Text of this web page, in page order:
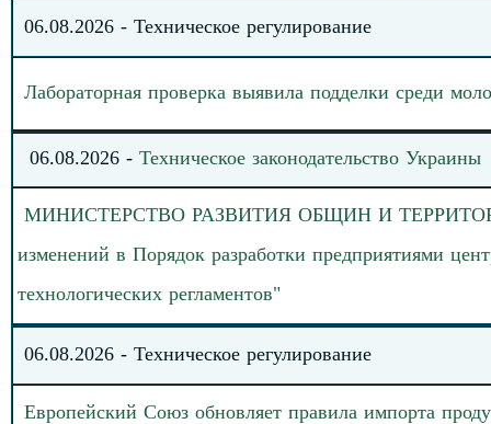
06.08.2026 - Техническое регулирование
Лабораторная проверка выявила подделки среди
06.08.2026 - Техническое законодательство Украины
МИНИСТЕРСТВО РАЗВИТИЯ ОБЩИН И
изменений в Порядок разработки предприятиями
технологических регламентов"
06.08.2026 - Техническое регулирование
Европейский Союз обновляет правила импорта